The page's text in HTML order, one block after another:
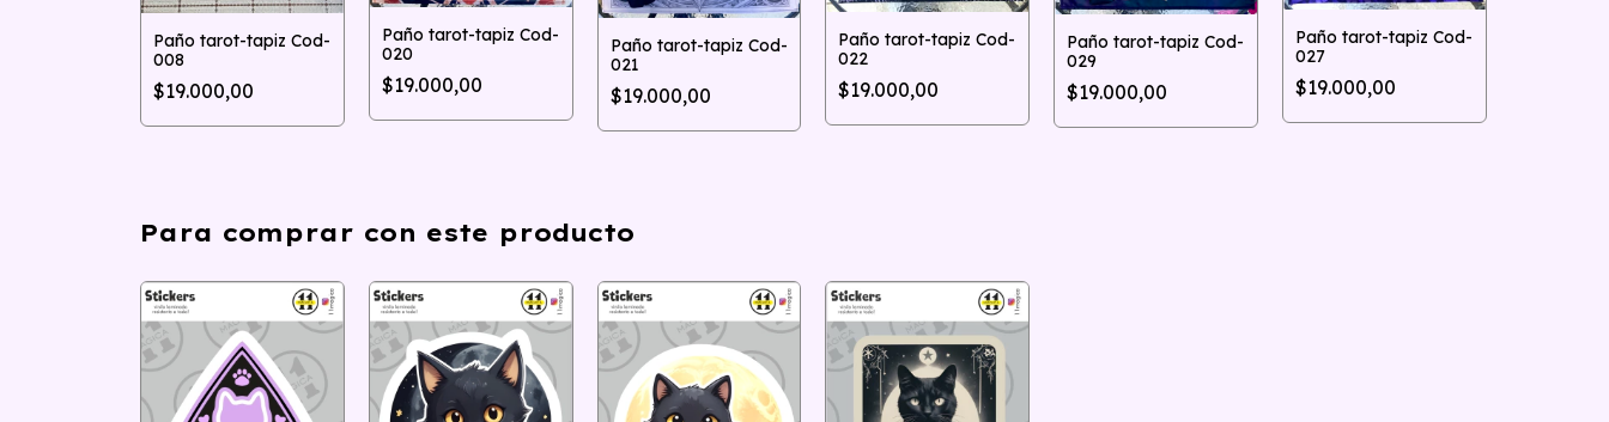
Paño tarot-tapiz Cod-
008
$19.000,00
Paño tarot-tapiz Cod-
020
$19.000,00
Paño tarot-tapiz Cod-
021
$19.000,00
Paño tarot-tapiz Cod-
022
$19.000,00
Paño tarot-tapiz Cod-
029
$19.000,00
Paño tarot-tapiz Cod-
027
$19.000,00
Para comprar con este producto